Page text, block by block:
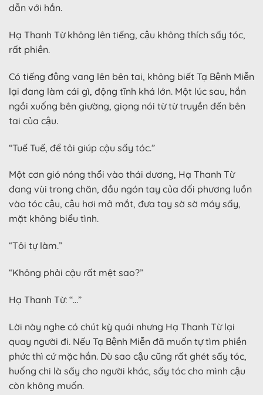
dẫn với hắn.
Hạ Thanh Từ không lên tiếng, cậu không thích sấy tóc,
rất phiền.
Có tiếng động vang lên bên tai, không biết Tạ Bệnh Miễn
lại đang làm cái gì, động tĩnh khá lớn. Một lúc sau, hắn
ngồi xuống bên giường, giọng nói từ từ truyền đến bên
tai của cậu.
“Tuế Tuế, để tôi giúp cậu sấy tóc.”
Một cơn gió nóng thổi vào thái dương, Hạ Thanh Từ
đang vùi trong chăn, đầu ngón tay của đối phương luồn
vào tóc cậu, cậu hơi mở mắt, đưa tay sờ sờ máy sấy,
mặt không biểu tình.
“Tôi tự làm.”
“Không phải cậu rất mệt sao?”
Hạ Thanh Từ: “…”
Lời này nghe có chút kỳ quái nhưng Hạ Thanh Từ lại
quay người đi. Nếu Tạ Bệnh Miễn đã muốn tự tìm phiền
phức thì cứ mặc hắn. Dù sao cậu cũng rất ghét sấy tóc,
huống chi là sấy cho người khác, sấy tóc cho mình cậu
còn không muốn.